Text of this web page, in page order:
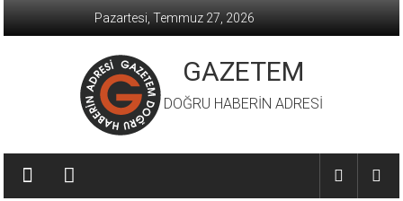
Pazartesi, Temmuz 27, 2026
GAZETEM
DOĞRU HABERİN ADRESİ